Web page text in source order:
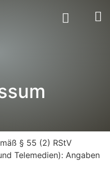
§ 55 (2) RStV
Telemedien): Angaben